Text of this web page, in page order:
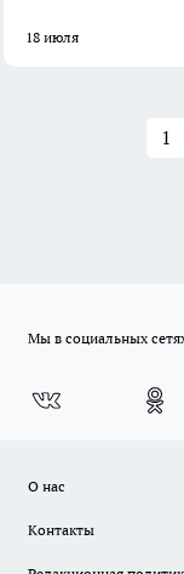
18 июля
1
Мы в социальных
О нас
Контакты